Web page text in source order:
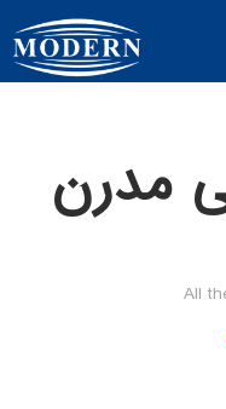
مدرن
All